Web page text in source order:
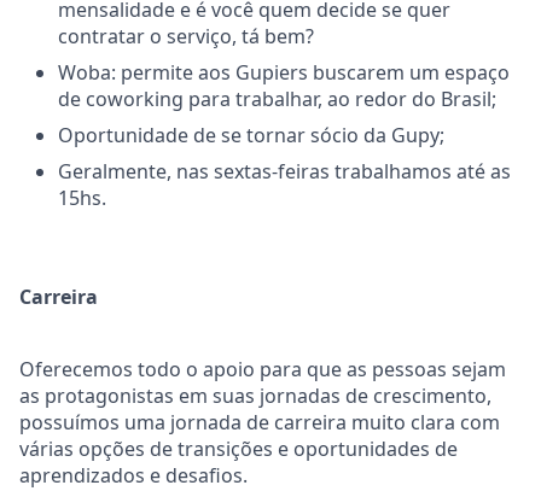
mensalidade e é você quem decide se quer
contratar o serviço, tá bem?
Woba: permite aos Gupiers buscarem um espaço
de coworking para trabalhar, ao redor do Brasil;
Oportunidade de se tornar sócio da Gupy;
Geralmente, nas sextas-feiras trabalhamos até as
15hs.
Carreira
Oferecemos todo o apoio para que as pessoas sejam
as protagonistas em suas jornadas de crescimento,
possuímos uma jornada de carreira muito clara com
várias opções de transições e oportunidades de
aprendizados e desafios.